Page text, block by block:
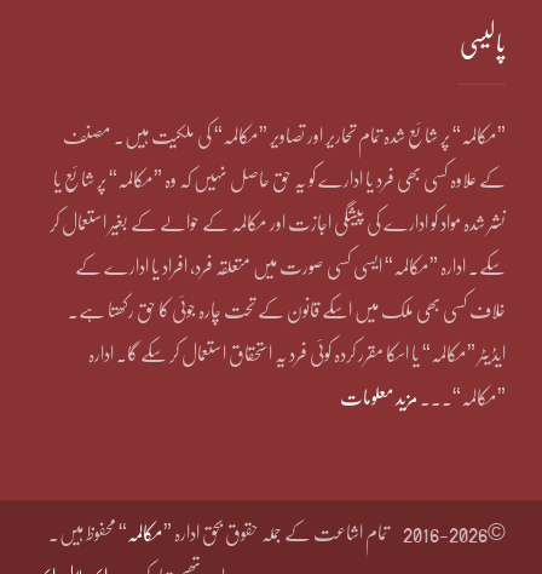
پالیسی
”مکالمہ“ پر شائع شدہ تمام تحاریر اور تصاویر ”مکالمہ“ کی ملکیت ہیں۔ مصنف
کے علاوہ کسی بھی فرد یا ادارے کو یہ حق حاصل نہیں کہ وہ ”مکالمہ“ پر شائع یا
نشر شدہ مواد کو ادارے کی پیشگی اجازت اور مکالمہ کے حوالے کے بغیر استعمال کر
سکے۔ ادارہ ”مکالمہ“ ایسی کسی صورت میں متعلقہ فرد، افراد یا ادارے کے
خلاف کسی بھی ملک میں اسکے قانون کے تحت چارہ جوئی کا حق رکھتا ہے۔
ایڈیٹر ”مکالمہ“ یا اسکا مقرر کردہ کوئی فرد یہ استحقاق استعمال کر سکے گا۔ ادارہ
”مکالمہ“۔۔۔ مزید معلومات
©2016-2026 تمام اشاعت کے جملہ حقوق بحق ادارہ ”مکالمہ “ محفوظ ہیں۔